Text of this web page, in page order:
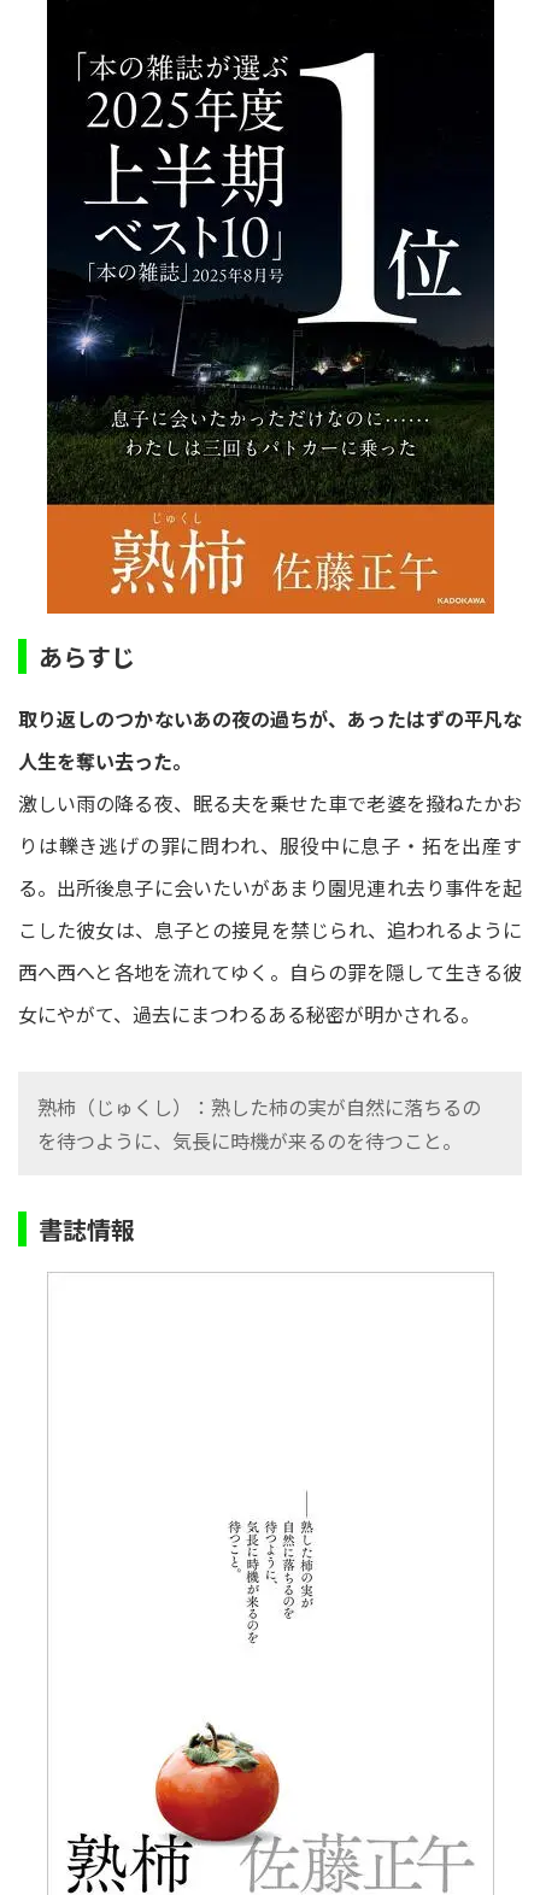
あらすじ
取り返しのつかないあの夜の過ちが、あったはずの平凡な
人生を奪い去った。
激しい雨の降る夜、眠る夫を乗せた車で老婆を撥ねたかお
りは轢き逃げの罪に問われ、服役中に息子・拓を出産す
る。出所後息子に会いたいがあまり園児連れ去り事件を起
こした彼女は、息子との接見を禁じられ、追われるように
西へ西へと各地を流れてゆく。自らの罪を隠して生きる彼
女にやがて、過去にまつわるある秘密が明かされる。
熟柿（じゅくし）：熟した柿の実が自然に落ちるの
を待つように、気長に時機が来るのを待つこと。
書誌情報